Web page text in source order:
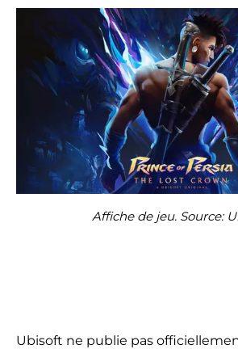
Affiche de jeu. Source:
Ubisoft ne publie pas